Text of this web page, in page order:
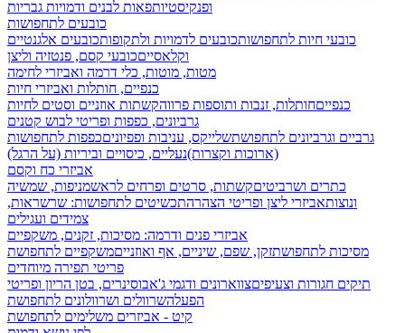
ופנקיסטיותפאות לבנים ודמויות גבריות
כובעים לתחפושות
כובעי חיות לתחפושותכובעים לדמויות ולתקופותכובעים אלגנטיים
וקלאסייםכובעי קסם, פנטזיה וליצן
מטות, מוטות, כלי דרמה ואביזרי לחימה
כנפיים, חותלות ואביזרי חיות
כנפייםחותלות, זנבות ותוספות פרווהקשתות אוזניים וסטים לחיות
גרביונים, כפפות ופריטי לבוש קטנים
גרביים וגרביונים לתחפושתשלייקס, עניבות ופפיוניםכפפות לתחפושות
(ארוכות וקצרות)נעליים, כיסויים וביריות (על הרגל)
אביזרי כח וקסם
כתרים ושרביטיםקשתות, סרטים ופרחים לראשמניפות, שמשיה
ונוצותאביזרי ליצן ופריטי הצהרהתכשיטים לתחפושות: שרשראות,
צמידים ועגילים
אביזרי פנים ודרמה: מסיכות, זקנים, משקפיים
מסיכות לתחפושתזקן, שפם, שיניים, אף ואוזנייםמשקפיים לתחפושת
פריטי תפירה מיוחדים
תיקים חגורות וצעיפיםצווארונים ודגמי ג'אבוסינרים, בטן הריון ופריטי
הפעלהשרוולים ושרוולונים לתחפושת
קיט - אביזרים משלימים לתחפושת